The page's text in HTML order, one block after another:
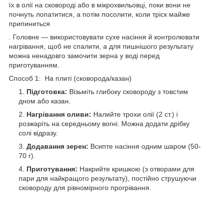
їх в олії на сковороді або в мікрохвильовці, поки вони не
почнуть лопатитися, а потім посолити, коли тріск майже
припиниться
. Головне — використовувати сухе насіння й контролювати
нагрівання, щоб не спалити, а для пишнішого результату
можна ненадовго замочити зерна у воді перед
приготуванням.
Способ 1: На плиті (сковорода/казан)
Підготовка: Візьміть глибоку сковороду з товстим
дном або казан.
Нагрівання оливи: Налийте трохи олії (2 ст.) і
розжаріть на середньому вогні. Можна додати дрібку
солі відразу.
Додавання зерен: Всипте насіння одним шаром (50-
70 г).
Приготування: Накрийте кришкою (з отворами для
пари для найкращого результату), постійно струшуючи
сковороду для рівномірного прогрівання.